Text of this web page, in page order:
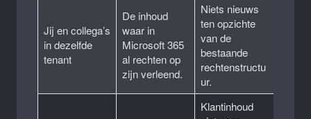
Jij en collega’s
in dezelfde
tenant
De inhoud
waar in
Microsoft 365
al rechten op
zijn verleend.
Niets nieuws
ten opzichte
van de
bestaande
rechtenstructu
ur.
Klantinhoud